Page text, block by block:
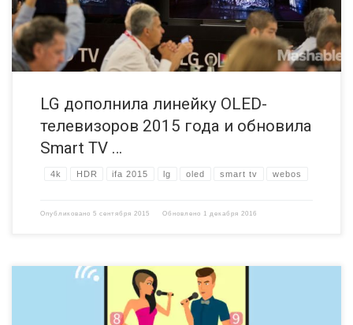
разрешением 4K, а толщина корпуса […]
LG дополнила линейку OLED-
телевизоров 2015 года и обновила
Smart TV …
4k HDR ifa 2015 lg oled smart tv webos
Опубликовано 5 сентября 2015 Обновлено 1 декабря 2016